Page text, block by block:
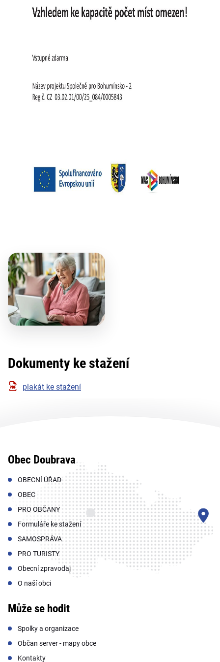
Dokumenty ke stažení
plakát ke stažení
Obec Doubrava
OBECNÍ ÚŘAD
OBEC
PRO OBČANY
Formuláře ke stažení
SAMOSPRÁVA
PRO TURISTY
Obecní zpravodaj
O naší obci
Může se hodit
Spolky a organizace
Občan server - mapy obce
Kontakty